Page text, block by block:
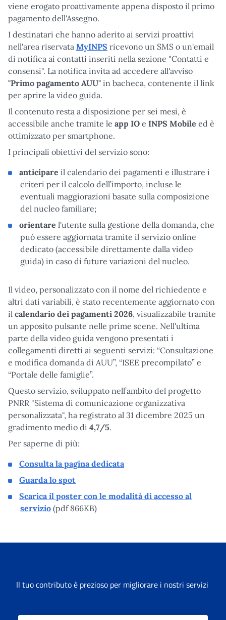
viene erogato proattivamente appena disposto il primo
pagamento dell'Assegno.
I destinatari che hanno aderito ai servizi proattivi
nell'area riservata MyINPS ricevono un SMS o un'email
di notifica ai contatti inseriti nella sezione "Contatti e
consensi". La notifica invita ad accedere all'avviso
"Primo pagamento AUU" in bacheca, contenente il link
per aprire la video guida.
Il contenuto resta a disposizione per sei mesi, è
accessibile anche tramite le app IO e INPS Mobile ed è
ottimizzato per smartphone.
I principali obiettivi del servizio sono:
anticipare il calendario dei pagamenti e illustrare i
criteri per il calcolo dell’importo, incluse le
eventuali maggiorazioni basate sulla composizione
del nucleo familiare;
orientare l'utente sulla gestione della domanda, che
può essere aggiornata tramite il servizio online
dedicato (accessibile direttamente dalla video
guida) in caso di future variazioni del nucleo.
Il video, personalizzato con il nome del richiedente e
altri dati variabili, è stato recentemente aggiornato con
il calendario dei pagamenti 2026, visualizzabile tramite
un apposito pulsante nelle prime scene. Nell'ultima
parte della video guida vengono presentati i
collegamenti diretti ai seguenti servizi: “Consultazione
e modifica domanda di AUU”, “ISEE precompilato” e
“Portale delle famiglie”.
Questo servizio, sviluppato nell’ambito del progetto
PNRR "Sistema di comunicazione organizzativa
personalizzata", ha registrato al 31 dicembre 2025 un
gradimento medio di 4,7/5.
Per saperne di più:
Consulta la pagina dedicata
Guarda lo spot
Scarica il poster con le modalità di accesso al
servizio (pdf 866KB)
Il tuo contributo è prezioso per migliorare i nostri servizi